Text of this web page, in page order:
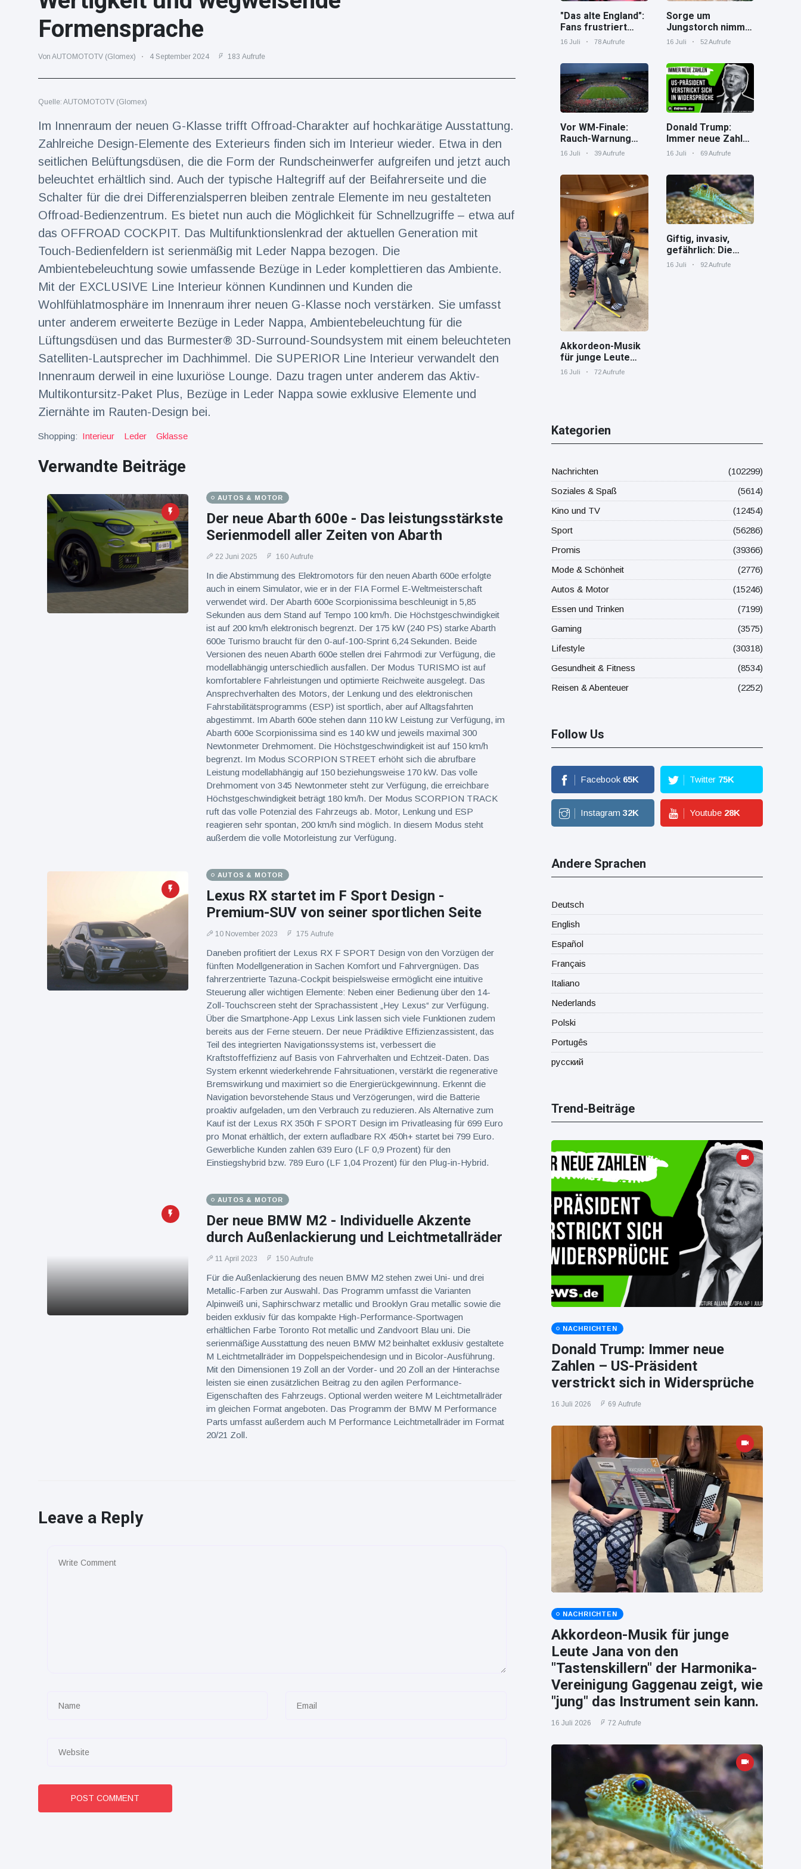
Reisen & Abenteuer
Nachrichten
England":
Fans
frustriert
nach WM-
Aus
Aufrufe
Sorge um
Jungstorch
nimmt
glückliche
Wendung
16 Juli
52
Finale:
Rauch-
Warnung
und Hitze
in New
York
16 Juli
39
Aufrufe
Formensprache
Von AUTOMOTOTV (Glomex) 4 September 2024 183 Aufrufe
Quelle: AUTOMOTOTV (Glomex)
Im Innenraum der neuen G-Klasse trifft Offroad-Charakter auf hochkarätige Ausstattung.
Zahlreiche Design-Elemente des Exterieurs finden sich im Interieur wieder. Etwa in den
seitlichen Belüftungsdüsen, die die Form der Rundscheinwerfer aufgreifen und jetzt auch
beleuchtet erhältlich sind. Auch der typische Haltegriff auf der Beifahrerseite und die
Schalter für die drei Differenzialsperren bleiben zentrale Elemente im neu gestalteten
Offroad-Bedienzentrum. Es bietet nun auch die Möglichkeit für Schnellzugriffe – etwa auf
das OFFROAD COCKPIT. Das Multifunktionslenkrad der aktuellen Generation mit
Touch-Bedienfeldern ist serienmäßig mit Leder Nappa bezogen. Die
Ambientebeleuchtung sowie umfassende Bezüge in Leder komplettieren das Ambiente.
Mit der EXCLUSIVE Line Interieur können Kundinnen und Kunden die
Wohlfühlatmosphäre im Innenraum ihrer neuen G-Klasse noch verstärken. Sie umfasst
unter anderem erweiterte Bezüge in Leder Nappa, Ambientebeleuchtung für die
Lüftungsdüsen und das Burmester® 3D-Surround-Soundsystem mit einem beleuchteten
Satelliten-Lautsprecher im Dachhimmel. Die SUPERIOR Line Interieur verwandelt den
Innenraum derweil in eine luxuriöse Lounge. Dazu tragen unter anderem das Aktiv-
Multikontursitz-Paket Plus, Bezüge in Leder Nappa sowie exklusive Elemente und
Ziernähte im Rauten-Design bei.
Shopping: Interieur Leder Gklasse
Verwandte Beiträge
AUTOS & MOTOR
Der neue Abarth 600e - Das leistungsstärkste
Serienmodell aller Zeiten von Abarth
22 Juni 2025 160 Aufrufe
In die Abstimmung des Elektromotors für den neuen Abarth 600e erfolgte
auch in einem Simulator, wie er in der FIA Formel E-Weltmeisterschaft
verwendet wird. Der Abarth 600e Scorpionissima beschleunigt in 5,85
Sekunden aus dem Stand auf Tempo 100 km/h. Die Höchstgeschwindigkeit
ist auf 200 km/h elektronisch begrenzt. Der 175 kW (240 PS) starke Abarth
600e Turismo braucht für den 0-auf-100-Sprint 6,24 Sekunden. Beide
Versionen des neuen Abarth 600e stellen drei Fahrmodi zur Verfügung, die
modellabhängig unterschiedlich ausfallen. Der Modus TURISMO ist auf
komfortablere Fahrleistungen und optimierte Reichweite ausgelegt. Das
Ansprechverhalten des Motors, der Lenkung und des elektronischen
Fahrstabilitätsprogramms (ESP) ist sportlich, aber auf Alltagsfahrten
abgestimmt. Im Abarth 600e stehen dann 110 kW Leistung zur Verfügung, im
Abarth 600e Scorpionissima sind es 140 kW und jeweils maximal 300
Newtonmeter Drehmoment. Die Höchstgeschwindigkeit ist auf 150 km/h
begrenzt. Im Modus SCORPION STREET erhöht sich die abrufbare
Leistung modellabhängig auf 150 beziehungsweise 170 kW. Das volle
Drehmoment von 345 Newtonmeter steht zur Verfügung, die erreichbare
Höchstgeschwindigkeit beträgt 180 km/h. Der Modus SCORPION TRACK
ruft das volle Potenzial des Fahrzeugs ab. Motor, Lenkung und ESP
reagieren sehr spontan, 200 km/h sind möglich. In diesem Modus steht
außerdem die volle Motorleistung zur Verfügung.
AUTOS & MOTOR
Lexus RX startet im F Sport Design -
Premium-SUV von seiner sportlichen Seite
10 November 2023 175 Aufrufe
Daneben profitiert der Lexus RX F SPORT Design von den Vorzügen der
fünften Modellgeneration in Sachen Komfort und Fahrvergnügen. Das
fahrerzentrierte Tazuna-Cockpit beispielsweise ermöglicht eine intuitive
Steuerung aller wichtigen Elemente: Neben einer Bedienung über den 14-
Zoll-Touchscreen steht der Sprachassistent „Hey Lexus“ zur Verfügung.
Über die Smartphone-App Lexus Link lassen sich viele Funktionen zudem
bereits aus der Ferne steuern. Der neue Prädiktive Effizienzassistent, das
Teil des integrierten Navigationssystems ist, verbessert die
Kraftstoffeffizienz auf Basis von Fahrverhalten und Echtzeit-Daten. Das
System erkennt wiederkehrende Fahrsituationen, verstärkt die regenerative
Bremswirkung und maximiert so die Energierückgewinnung. Erkennt die
Navigation bevorstehende Staus und Verzögerungen, wird die Batterie
proaktiv aufgeladen, um den Verbrauch zu reduzieren. Als Alternative zum
Kauf ist der Lexus RX 350h F SPORT Design im Privatleasing für 699 Euro
pro Monat erhältlich, der extern aufladbare RX 450h+ startet bei 799 Euro.
Gewerbliche Kunden zahlen 639 Euro (LF 0,9 Prozent) für den
Einstiegshybrid bzw. 789 Euro (LF 1,04 Prozent) für den Plug-in-Hybrid.
AUTOS & MOTOR
Der neue BMW M2 - Individuelle Akzente
durch Außenlackierung und Leichtmetallräder
11 April 2023 150 Aufrufe
Für die Außenlackierung des neuen BMW M2 stehen zwei Uni- und drei
Metallic-Farben zur Auswahl. Das Programm umfasst die Varianten
Alpinweiß uni, Saphirschwarz metallic und Brooklyn Grau metallic sowie die
beiden exklusiv für das kompakte High-Performance-Sportwagen
erhältlichen Farbe Toronto Rot metallic und Zandvoort Blau uni. Die
serienmäßige Ausstattung des neuen BMW M2 beinhaltet exklusiv gestaltete
M Leichtmetallräder im Doppelspeichendesign und in Bicolor-Ausführung.
Mit den Dimensionen 19 Zoll an der Vorder- und 20 Zoll an der Hinterachse
leisten sie einen zusätzlichen Beitrag zu den agilen Performance-
Eigenschaften des Fahrzeugs. Optional werden weitere M Leichtmetallräder
im gleichen Format angeboten. Das Programm der BMW M Performance
Parts umfasst außerdem auch M Performance Leichtmetallräder im Format
20/21 Zoll.
Leave a Reply
POST COMMENT
"Das alte England":
Fans frustriert
nach WM-Aus
16 Juli 78 Aufrufe
Sorge um
Jungstorch nimmt
glückliche
16 Juli 52 Aufrufe
Vor WM-Finale:
Rauch-Warnung
und Hitze in New
16 Juli 39 Aufrufe
Donald Trump:
Immer neue Zahlen
– US-Präsident
Widersprüche
16 Juli 69 Aufrufe
Akkordeon-Musik
für junge Leute
Jana von den
wie "jung" das
Instrument sein
kann.
16 Juli 72 Aufrufe
Giftig, invasiv,
gefährlich: Die
Spaßverderber im
16 Juli 92 Aufrufe
Kategorien
Nachrichten
(102299)
Soziales & Spaß
(5614)
Kino und TV
(12454)
Sport
(56286)
Promis
(39366)
Mode & Schönheit
(2776)
Autos & Motor
(15246)
Essen und Trinken
(7199)
Gaming
(3575)
Lifestyle
(30318)
Gesundheit & Fitness
(8534)
Reisen & Abenteuer
(2252)
Follow Us
Facebook 65K Twitter 75K
Instagram 32K Youtube 28K
Andere Sprachen
Deutsch
English
Español
Français
Italiano
Nederlands
Polski
Portugês
русский
Trend-Beiträge
NACHRICHTEN
Donald Trump: Immer neue
Zahlen – US-Präsident
verstrickt sich in Widersprüche
16 Juli 2026 69 Aufrufe
NACHRICHTEN
Akkordeon-Musik für junge
Leute Jana von den
"Tastenskillern" der Harmonika-
Vereinigung Gaggenau zeigt, wie
"jung" das Instrument sein kann.
16 Juli 2026 72 Aufrufe